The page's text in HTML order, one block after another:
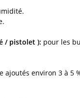
/ pistolet ): pour les
ajoutés environ 3 à 5